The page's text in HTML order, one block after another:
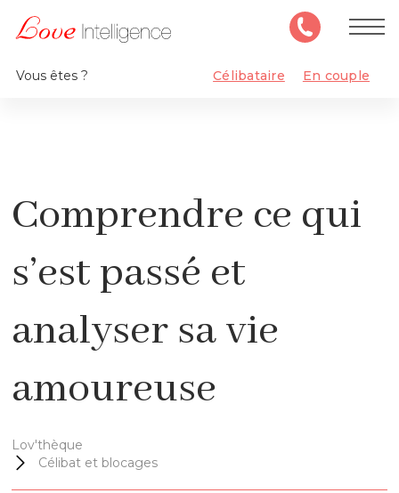
Vous êtes ? Célibataire En couple
Comprendre ce qui
s’est passé et
analyser sa vie
amoureuse
Lov'thèque
Célibat et blocages